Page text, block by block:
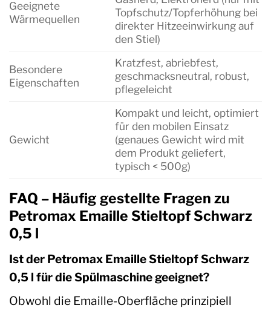
Geeignete
Wärmequellen
Topfschutz/Topferhöhung bei
direkter Hitzeeinwirkung auf
den Stiel)
Besondere
Eigenschaften
Kratzfest, abriebfest,
geschmacksneutral, robust,
pflegeleicht
Gewicht
Kompakt und leicht, optimiert
für den mobilen Einsatz
(genaues Gewicht wird mit
dem Produkt geliefert,
typisch < 500g)
FAQ – Häufig gestellte Fragen zu
Petromax Emaille Stieltopf Schwarz
0,5 l
Ist der Petromax Emaille Stieltopf Schwarz
0,5 l für die Spülmaschine geeignet?
Obwohl die Emaille-Oberfläche prinzipiell